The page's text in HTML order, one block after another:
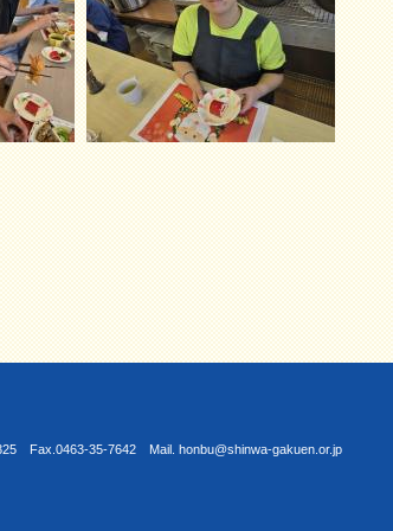
Fax.0463-35-7642 Mail. honbu@shinwa-gakuen.or.jp